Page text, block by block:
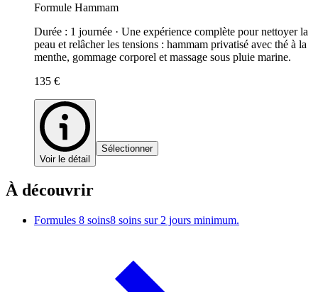
Formule Hammam
Durée : 1 journée · Une expérience complète pour nettoyer la
peau et relâcher les tensions : hammam privatisé avec thé à la
menthe, gommage corporel et massage sous pluie marine.
135 €
Voir le détail
Sélectionner
À découvrir
Formules 8 soins8 soins sur 2 jours minimum.